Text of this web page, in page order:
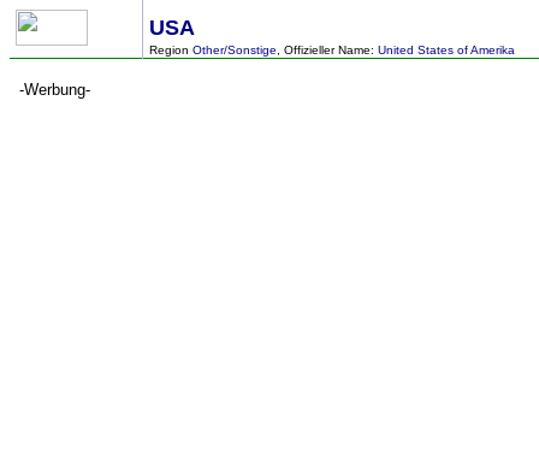
USA
Region Other/Sonstige , Offizieller Name: United States of Amerika
-Werbung-